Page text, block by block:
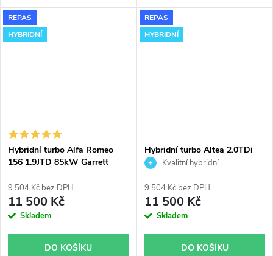
Vhodné zejména k
výkonnostním úpravám jako
např. chiptuning. Pro vůz Alfa
Vhodné zejména k
výkonnostním úpravám jako
např. chiptuning. Pro vůz Alfa
REPAS
HYBRIDNÍ
Hybridní turbo Alfa Romeo
156 1.9JTD 85kW Garrett
9 504 Kč bez DPH
11 500 Kč
Skladem
DO KOŠÍKU
REPAS
HYBRIDNÍ
Hybridní turbo Altea 2.0TDi
BMM GT1752V s velkým
Kvalitní hybridní
9 504 Kč bez DPH
11 500 Kč
Skladem
DO KOŠÍKU